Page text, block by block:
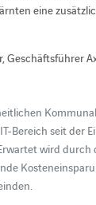
eine
Geschäftsführer
Bereich seit der
wird durch